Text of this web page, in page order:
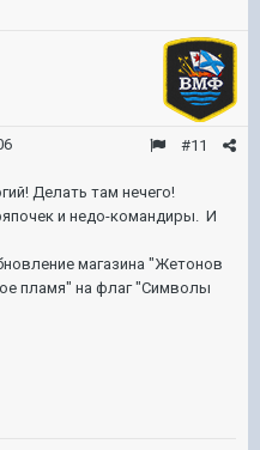
#11
Делать там нечего!
и недо-командиры. И
магазина "Жетонов
пламя" на флаг "Символы